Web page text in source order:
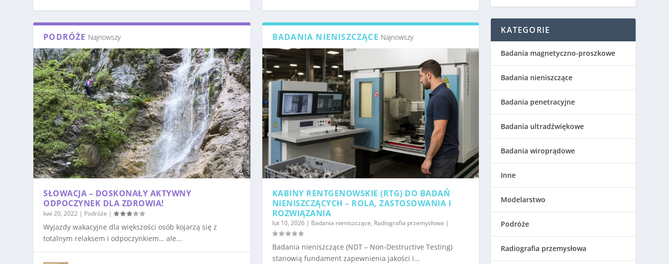
PODRÓŻE Najnowszy
SŁOWACJA – DOSKONAŁY AKTYWNY
ODPOCZYNEK DLA ZDROWIA!
kwi 20, 2022 | Podróże |
Wyjazdy wakacyjne dla większości osób kojarzą się z
totalnym relaksem i odpoczynkiem… ale...
BADANIA NIENISZCZĄCE Najnowszy
KABINY RENTGENOWSKIE (RTG) DO BADAŃ
NIENISZCZĄCYCH – ROLA, ZASTOSOWANIA I
ROZWIĄZANIA
lut 10, 2026| Badania nieniszczące, Radiografia przemysłowa |
Badania nieniszczące (NDT – Non-Destructive Testing)
stanowią fundament zapewnienia jakości i...
KATEGORIE
Badania magnetyczno-proszkowe
Badania nieniszczące
Badania penetracyjne
Badania ultradźwiękowe
Badania wiroprądowe
Inne
Modelarstwo
Podróże
Radiografia przemysłowa